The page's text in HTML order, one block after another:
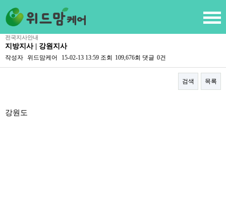
전국지사안내
지방지사 | 강원지사
작성자 위드맘케어 15-02-13 13:59 조회 109,676회 댓글 0건
검색 목록
강원도